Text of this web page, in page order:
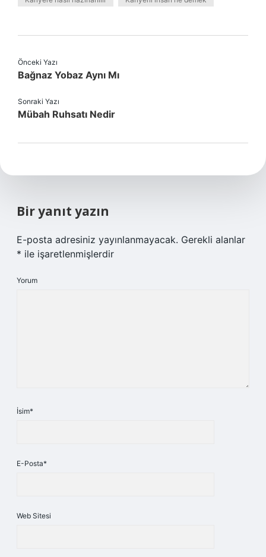
Önceki Yazı
Bağnaz Yobaz Aynı Mı
Sonraki Yazı
Mübah Ruhsatı Nedir
Bir yanıt yazın
E-posta adresiniz yayınlanmayacak. Gerekli alanlar
* ile işaretlenmişlerdir
Yorum
İsim*
E-Posta*
Web Sitesi